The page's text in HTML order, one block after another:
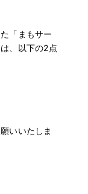
「まもサー
、以下の2点
いいたしま